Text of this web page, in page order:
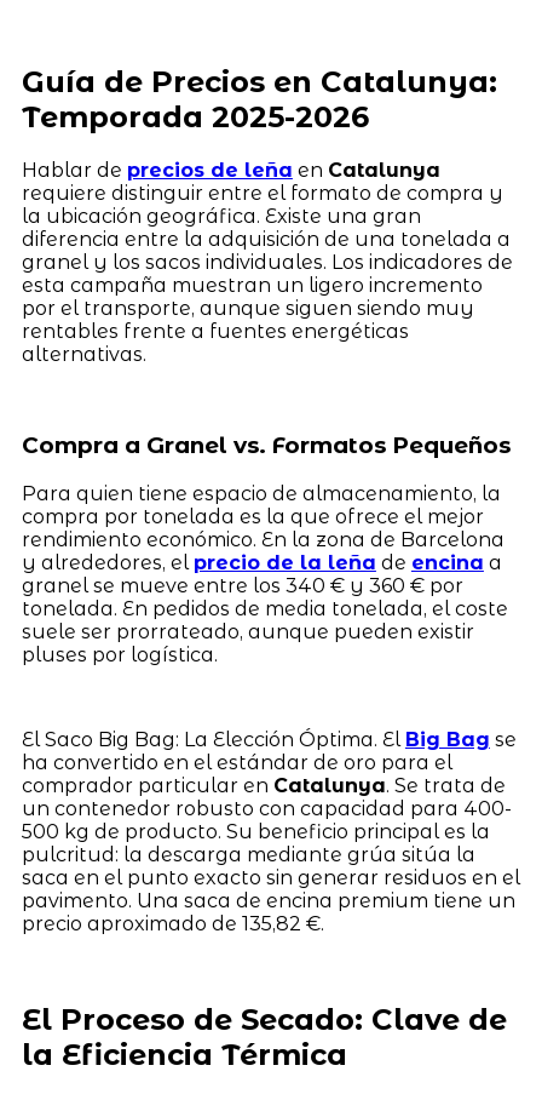
Guía de Precios en Catalunya:
Temporada 2025-2026
Hablar de precios de leña en Catalunya
requiere distinguir entre el formato de compra y
la ubicación geográfica. Existe una gran
diferencia entre la adquisición de una tonelada a
granel y los sacos individuales. Los indicadores de
esta campaña muestran un ligero incremento
por el transporte, aunque siguen siendo muy
rentables frente a fuentes energéticas
alternativas.
Compra a Granel vs. Formatos Pequeños
Para quien tiene espacio de almacenamiento, la
compra por tonelada es la que ofrece el mejor
rendimiento económico. En la zona de Barcelona
y alrededores, el precio de la leña de encina a
granel se mueve entre los 340 € y 360 € por
tonelada. En pedidos de media tonelada, el coste
suele ser prorrateado, aunque pueden existir
pluses por logística.
El Saco Big Bag: La Elección Óptima. El Big Bag se
ha convertido en el estándar de oro para el
comprador particular en Catalunya. Se trata de
un contenedor robusto con capacidad para 400-
500 kg de producto. Su beneficio principal es la
pulcritud: la descarga mediante grúa sitúa la
saca en el punto exacto sin generar residuos en el
pavimento. Una saca de encina premium tiene un
precio aproximado de 135,82 €.
El Proceso de Secado: Clave de
la Eficiencia Térmica